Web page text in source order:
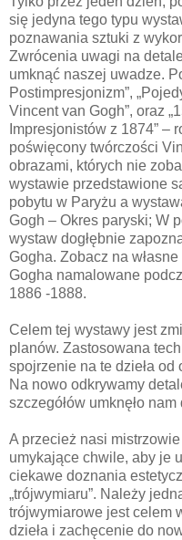
się jedyna tego typu
poznawania sztuki z
Zwrócenia uwagi na
umknąć naszej uwadze.
Postimpresjonizm”,
Vincent van Gogh”, oraz
Impresjonistów z 1874” –
poświęcony twórczości
obrazami, których nie
wystawie przedstawione
pobytu w Paryżu a
Gogh – Okres paryski; W
wystaw dogłębnie
Gogha. Zobacz na
Gogha namalowane
1886 -1888.
Celem tej wystawy jest
planów. Zastosowana
spojrzenie na te dzieła
Na nowo odkrywamy
szczegółów umknęło nam
A przecież nasi
umykające chwile, aby je
ciekawe doznania
„trójwymiaru”. Należy
trójwymiarowe jest celem
dzieła i zachęcenie do